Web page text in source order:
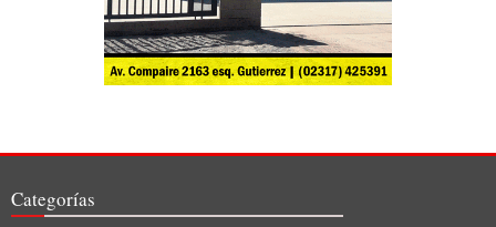
Categorías